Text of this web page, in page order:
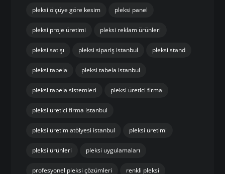
pleksi ölçüye göre kesim pleksi panel
pleksi proje üretimi pleksi reklam ürünleri
pleksi satışı pleksi sipariş istanbul pleksi stand
pleksi tabela pleksi tabela istanbul
pleksi tabela sistemleri pleksi üretici firma
pleksi üretici firma istanbul
pleksi üretim atölyesi istanbul pleksi üretimi
pleksi ürünleri pleksi uygulamaları
profesyonel pleksi çözümleri renkli pleksi